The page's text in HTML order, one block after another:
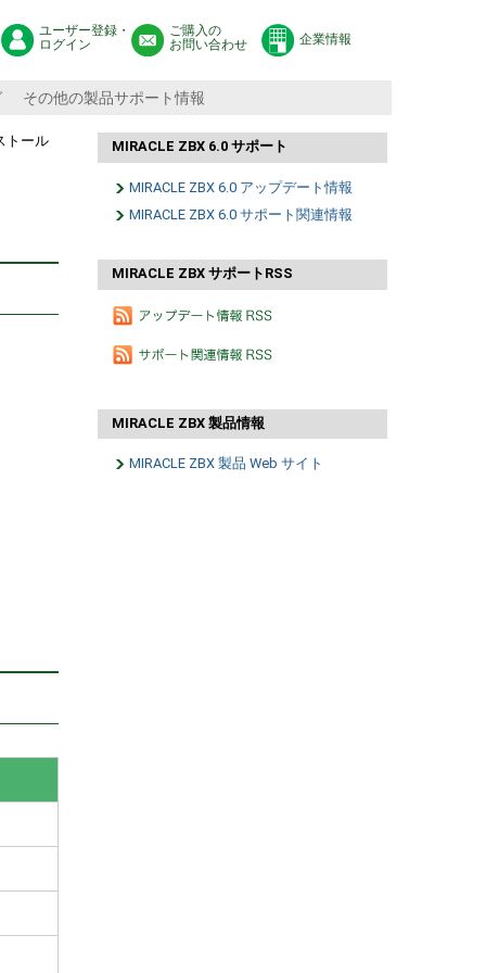
ユーザー登録・
ログイン
ご購入の
お問い合わせ
企業情報
その他の製品サポート情報
トール MIRACLE ZBX 6.0 サポート
MIRACLE ZBX 6.0 アップデート情報
MIRACLE ZBX 6.0 サポート関連情報
MIRACLE ZBX サポートRSS
MIRACLE ZBX 製品情報
MIRACLE ZBX 製品 Web サイト